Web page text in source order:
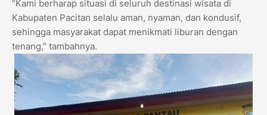
“Kami berharap situasi di seluruh destinasi wisata di
Kabupaten Pacitan selalu aman, nyaman, dan kondusif,
sehingga masyarakat dapat menikmati liburan dengan
tenang,” tambahnya.